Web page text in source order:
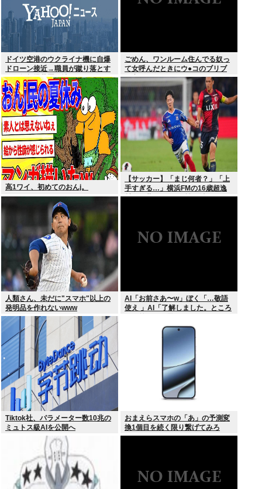
ドイツ空港のウクライナ機に自爆
ドローン接近→職員が蹴り落とす
→偶然起爆装置が壊れセーフ
ごめん、ワンルーム住んでる奴っ
て女呼んだときにウ●コのブリブ
リ音どうしてんの？？
高1ワイ、初めてのおんj。
【サッカー】「まじ何者？」「上
手すぎる…」横浜FMの16歳超逸
材が開幕Jデビュー戦で魅せた”衝
人類さん、未だに"スマホ"以上の
発明品を作れないwww
AI「お前さあ〜w」ぼく「…敬語
使え 」AI「了解しました。ところ
Tiktok社、パラメーター数10兆の
ミュトス級AIを公開へ
おまえらスマホの「あ」の予測変
換1個目を続く限り繋げてみろ
www